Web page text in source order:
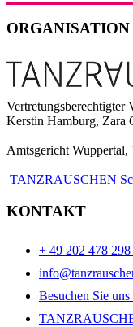
ORGANISATION
Vertretungsberechtigter
Kerstin Hamburg, Zara
Amtsgericht
TANZRAUSCHEN
KONTAKT
+ 49 202 478 298
Besuchen Sie